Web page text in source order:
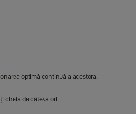
optimă continuă a acestora.
cheia de câteva ori.